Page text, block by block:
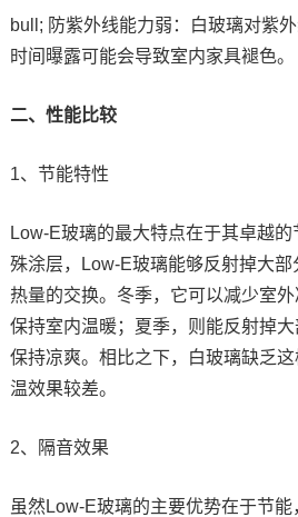
bull; 防紫外线能力弱：白玻璃对紫
时间曝露可能会导致室内家具褪色。
二、性能比较
1、节能特性
Low-E玻璃的最大特点在于其卓越
殊涂层，Low-E玻璃能够反射掉大
热量的交换。冬季，它可以减少室外
保持室内温暖；夏季，则能反射掉
保持凉爽。相比之下，白玻璃缺乏
温效果较差。
2、隔音效果
虽然Low-E玻璃的主要优势在于节